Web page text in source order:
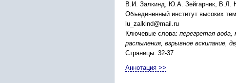
В.И. Залкинд, Ю.А. Зейгарник, В.Л.
Объединенный институт высоких
lu_zalkind@mail.ru
Ключевые слова: перегретая вода,
распыления, взрывное вскипание,
Страницы: 32-37
Аннотация >>